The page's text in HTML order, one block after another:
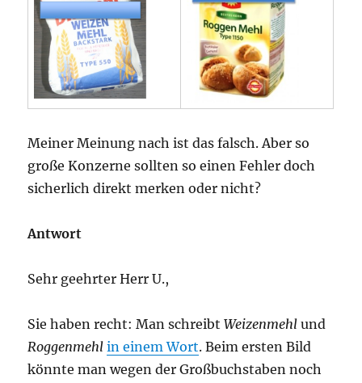
Meiner Meinung nach ist das falsch. Aber so
große Konzerne sollten so einen Fehler doch
sicherlich direkt merken oder nicht?
Antwort
Sehr geehrter Herr U.,
Sie haben recht: Man schreibtWeizenmehl und
Roggenmehl in einem Wort. Beim ersten Bild
könnte man wegen der Großbuchstaben noch